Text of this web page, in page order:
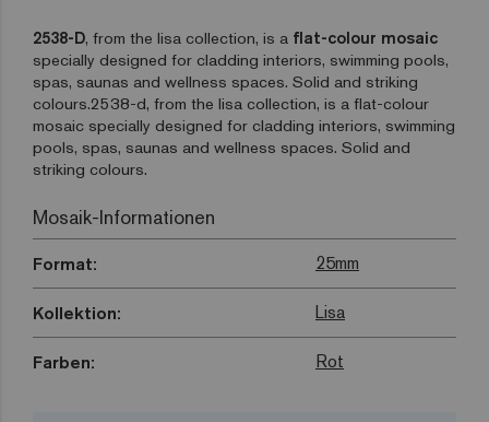
2538-D, from the lisa collection, is a flat-colour mosaic
specially designed for cladding interiors, swimming pools,
spas, saunas and wellness spaces. Solid and striking
colours.2538-d, from the lisa collection, is a flat-colour
mosaic specially designed for cladding interiors, swimming
pools, spas, saunas and wellness spaces. Solid and
striking colours.
Mosaik-Informationen
Format: 25mm
Kollektion: Lisa
Farben: Rot